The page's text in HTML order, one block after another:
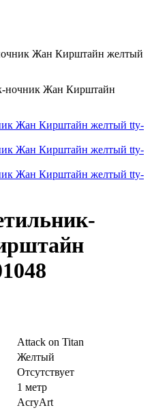
Жан Кирштайн желтый
Attack on Titan
Желтый
Отсутствует
1 метр
AcryArt